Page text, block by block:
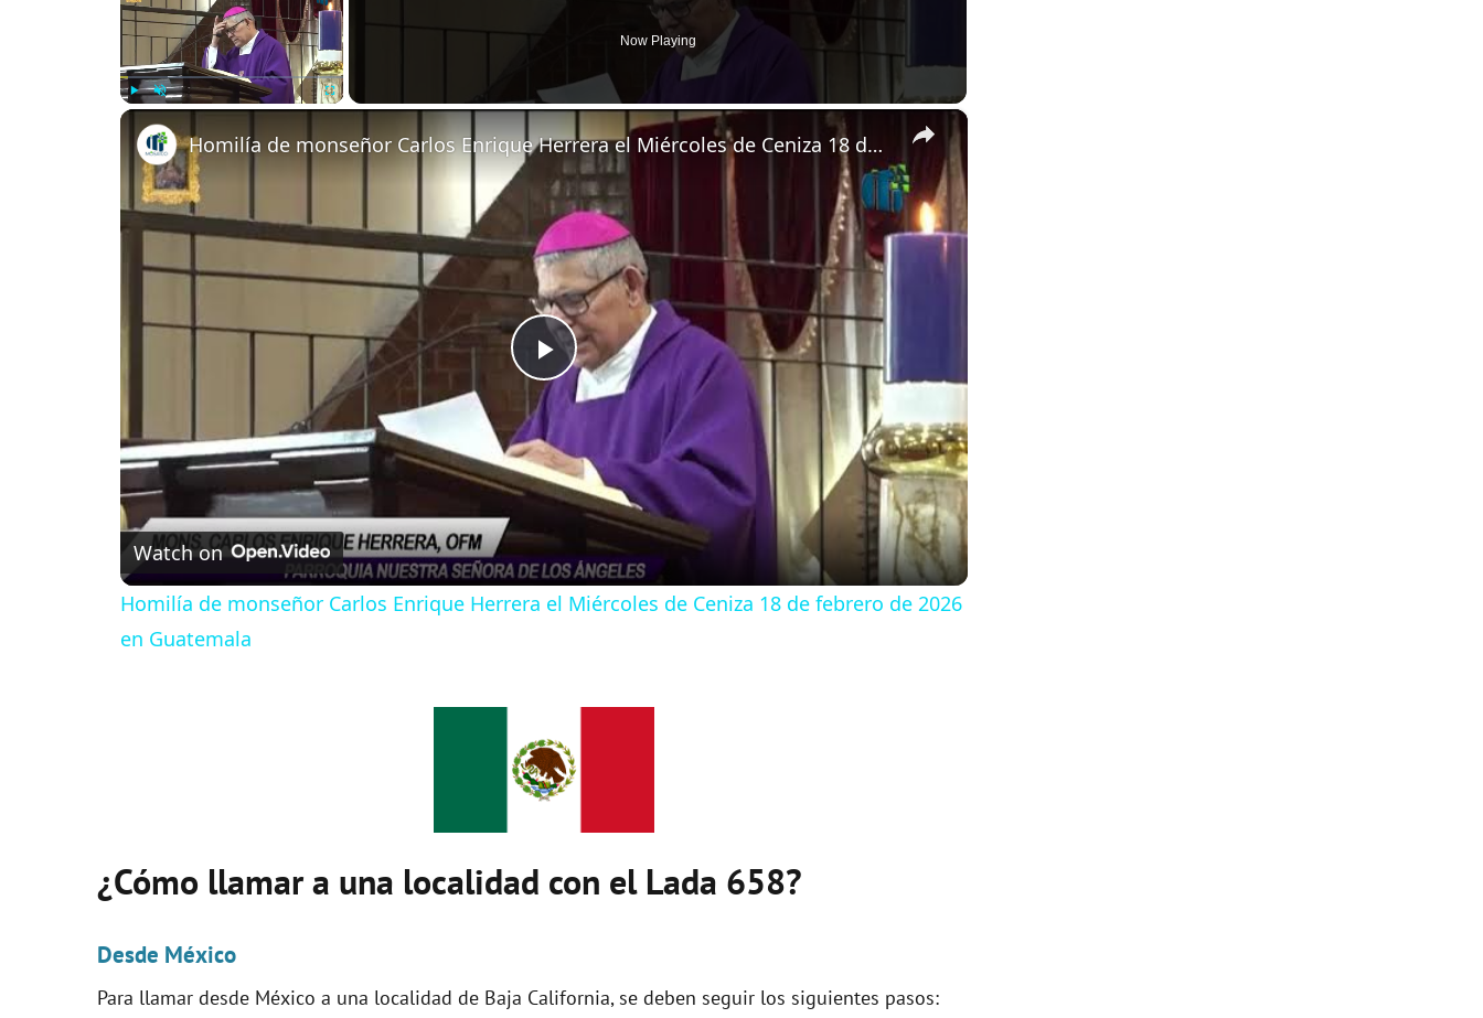
Play Unmute Fullscreen
Now Playing
×
P
l
a
y
d
Homilía de monseñor Carlos Enrique Herrera el Miércoles de Ceniza 18 de febrero de 2026 en Guatemala
Watch on
Homilía de monseñor Carlos Enrique Herrera el Miércoles de Ceniza 18 de febrero de 2026
en Guatemala
¿Cómo llamar a una localidad con el Lada 658?
Desde México
Para llamar desde México a una localidad de Baja California, se deben seguir los siguientes pasos: